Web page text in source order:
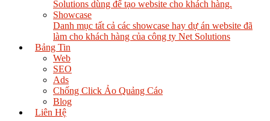
Solutions dùng để tạo website cho khách hàng.
Showcase
Danh mục tất cả các showcase hay dự án website đã
làm cho khách hàng của công ty Net Solutions
Bảng Tin
Web
SEO
Ads
Chống Click Ảo Quảng Cáo
Blog
Liên Hệ